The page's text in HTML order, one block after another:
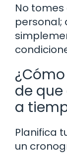
No
personal;
de
a
Planifica
un